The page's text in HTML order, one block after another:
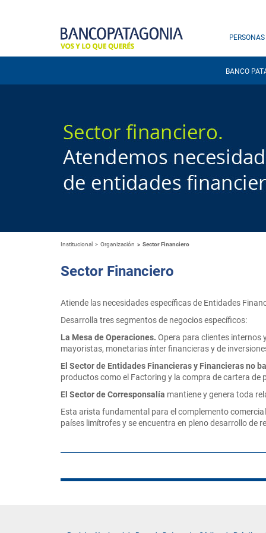
PERSONAS
BANCO
Institucional Organización Sector Financiero
Sector Financiero
Atiende las necesidades específicas de Entidades
Desarrolla tres segmentos de negocios específicos:
La Mesa de Operaciones. Opera para clientes internos
mayoristas, monetarias ínter financieras y de
El Sector de Entidades Financieras y Financieras no
productos como el Factoring y la compra de cartera de
El Sector de Corresponsalía mantiene y genera toda
Esta arista fundamental para el complemento
países limítrofes y se encuentra en pleno desarrollo